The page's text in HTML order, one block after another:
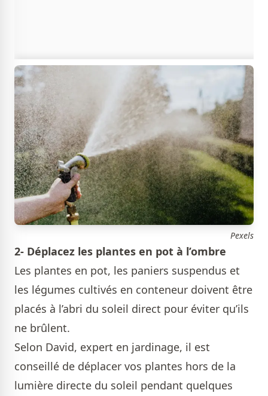
Pexels
2- Déplacez les plantes en pot à l’ombre
Les plantes en pot, les paniers suspendus et
les légumes cultivés en conteneur doivent être
placés à l’abri du soleil direct pour éviter qu’ils
ne brûlent.
Selon David, expert en jardinage, il est
conseillé de déplacer vos plantes hors de la
lumière directe du soleil pendant quelques